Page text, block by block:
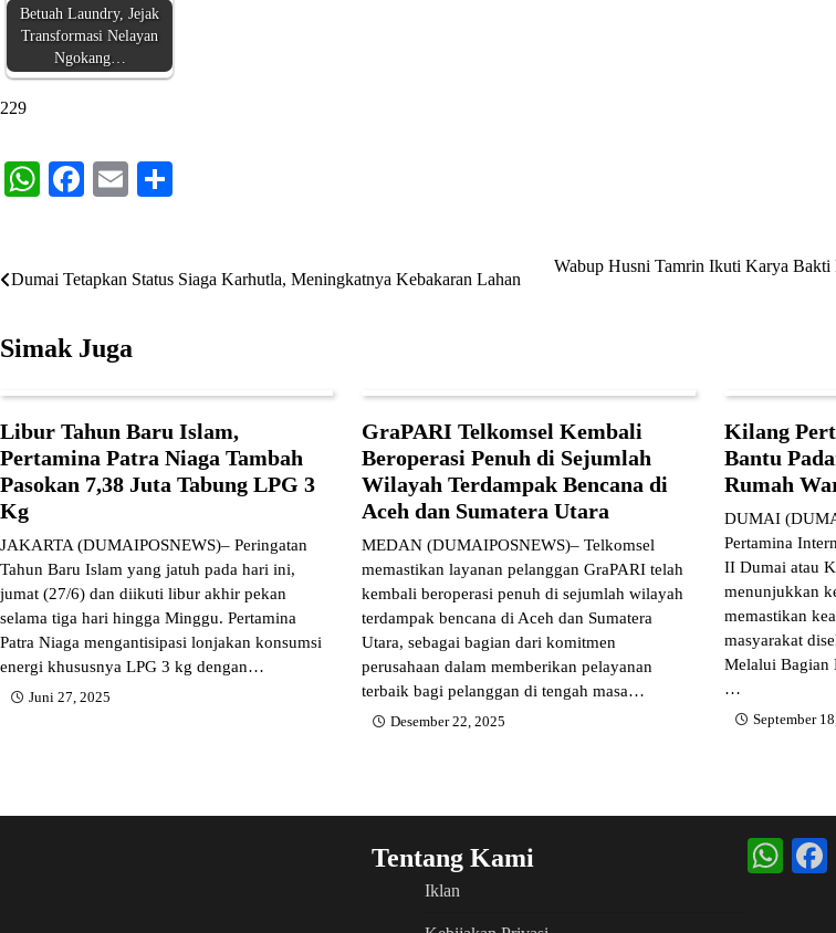
Betuah Laundry, Jejak
Transformasi Nelayan
Ngokang…
229
WhatsApp
Facebook
Email
Navigasi
Dumai Tetapkan Status Siaga Karhutla, Meningkatnya Kebakaran Lahan
Wabup Husni Tamrin Ikuti Karya
Simak Juga
Libur Tahun Baru Islam,
Pertamina Patra Niaga Tambah
Pasokan 7,38 Juta Tabung LPG 3
Kg
JAKARTA (DUMAIPOSNEWS)– Peringatan
Tahun Baru Islam yang jatuh pada hari ini,
jumat (27/6) dan diikuti libur akhir pekan
selama tiga hari hingga Minggu. Pertamina
Patra Niaga mengantisipasi lonjakan konsumsi
energi khususnya LPG 3 kg dengan…
Juni 27, 2025
GraPARI Telkomsel Kembali
Beroperasi Penuh di Sejumlah
Wilayah Terdampak Bencana di
Aceh dan Sumatera Utara
MEDAN (DUMAIPOSNEWS)– Telkomsel
memastikan layanan pelanggan GraPARI telah
kembali beroperasi penuh di sejumlah wilayah
terdampak bencana di Aceh dan Sumatera
Utara, sebagai bagian dari komitmen
perusahaan dalam memberikan pelayanan
terbaik bagi pelanggan di tengah masa…
Desember 22, 2025
Kilang
Bantu
Rumah
DUMAI
Pertamina
II Dumai atau
menunjukkan
memastikan
masyarakat
Melalui Bagian
…
September
Tentang Kami
Iklan